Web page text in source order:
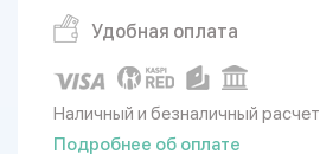
Удобная оплата
Наличный и безналичный расчет
Подробнее об оплате